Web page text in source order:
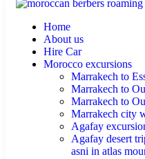
Home
About us
Hire Car
Morocco excursions
Marrakech to
Marrakech to
Marrakech to
Marrakech city
Agafay
Agafay desert
asni in atlas